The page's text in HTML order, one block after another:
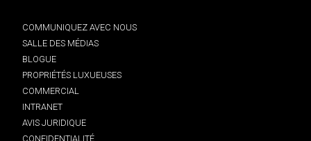
COMMUNIQUEZ AVEC NOUS
SALLE DES MÉDIAS
BLOGUE
PROPRIÉTÉS LUXUEUSES
COMMERCIAL
INTRANET
AVIS JURIDIQUE
CONFIDENTIALITÉ